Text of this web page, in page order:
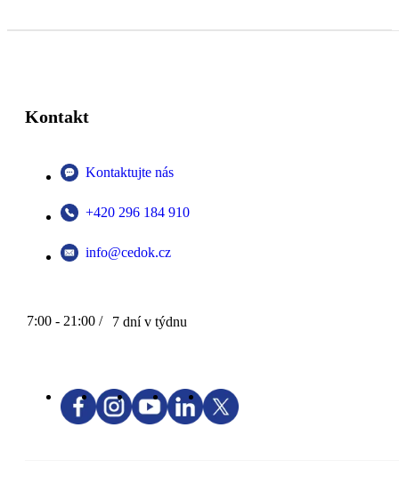
Kontakt
Kontaktujte nás
+420 296 184 910
info@cedok.cz
7:00 - 21:00 / 7 dní v týdnu